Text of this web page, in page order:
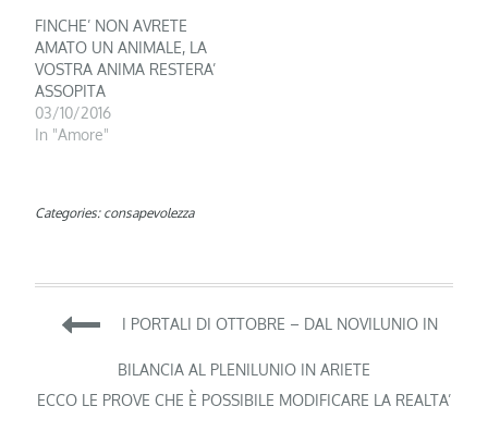
FINCHE’ NON AVRETE
AMATO UN ANIMALE, LA
VOSTRA ANIMA RESTERA’
ASSOPITA
03/10/2016
In "Amore"
Categories: consapevolezza
Navigazione
articoli
I PORTALI DI OTTOBRE – DAL NOVILUNIO IN
BILANCIA AL PLENILUNIO IN ARIETE
ECCO LE PROVE CHE È POSSIBILE MODIFICARE LA REALTA’